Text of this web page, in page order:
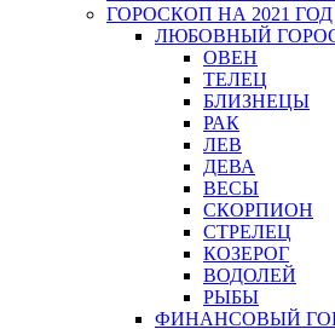
ГОРОСКОП НА 2021 ГОД
ЛЮБОВНЫЙ
ОВЕН
ТЕЛЕЦ
БЛИЗНЕЦЫ
РАК
ЛЕВ
ДЕВА
ВЕСЫ
СКОРПИОН
СТРЕЛЕЦ
КОЗЕРОГ
ВОДОЛЕЙ
РЫБЫ
ФИНАНСОВЫЙ